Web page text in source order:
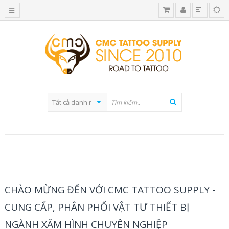
CHÀO MỪNG ĐẾN VỚI CMC TATTOO SUPPLY -
CUNG CẤP, PHÂN PHỐI VẬT TƯ THIẾT BỊ
NGÀNH XĂM HÌNH CHUYÊN NGHIỆP